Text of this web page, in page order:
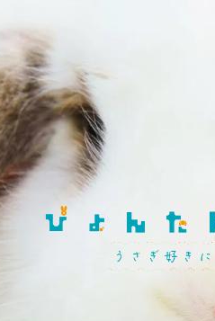
飼育知識・しつけ
品種紹介
性格・しぐさ